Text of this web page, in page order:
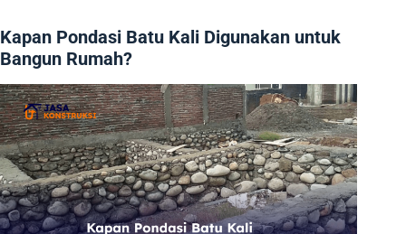
Kapan Pondasi Batu Kali Digunakan untuk
Bangun Rumah?